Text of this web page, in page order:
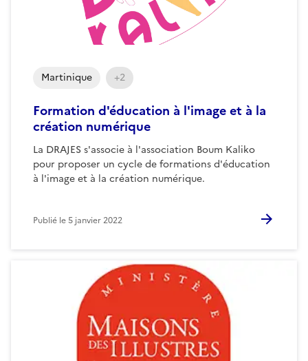
Formation d'éducation à l'image et à la
création numérique
La DRAJES s'associe à l'association Boum Kaliko
pour proposer un cycle de formations d'éducation
à l'image et à la création numérique.
Martinique +2
Publié le5 janvier 2022